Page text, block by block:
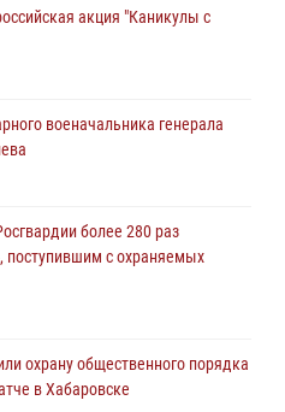
акция "Каникулы с
военачальника генерала
более 280 раз
поступившим с охраняемых
охрану общественного порядка
в Хабаровске